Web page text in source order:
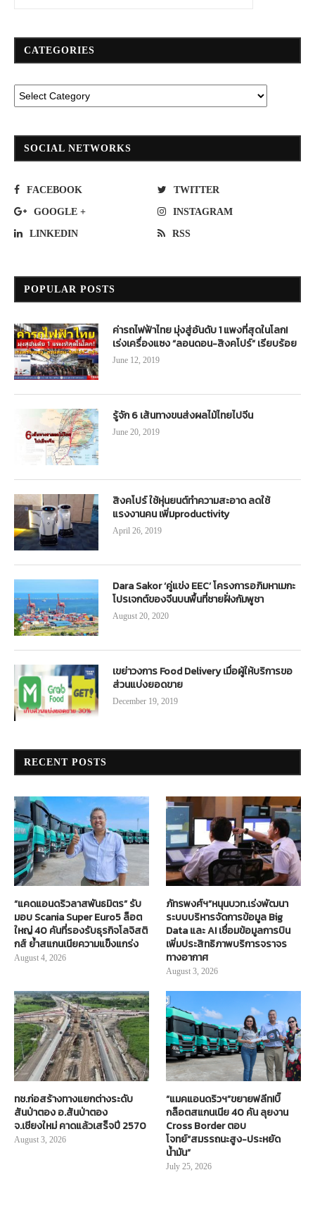
CATEGORIES
SOCIAL NETWORKS
FACEBOOK TWITTER
GOOGLE + INSTAGRAM
LINKEDIN RSS
POPULAR POSTS
ค่ารถไฟฟ้าไทย มุ่งสู่อันดับ 1 แพงที่สุดในโลก!
เร่งเครื่องแซง “ลอนดอน-สิงคโปร์” เรียบร้อย
June 12, 2019
รู้จัก 6 เส้นทางขนส่งผลไม้ไทยไปจีน
June 20, 2019
สิงคโปร์ ใช้หุ่นยนต์ทำความสะอาด ลดใช้
แรงงานคน เพิ่มproductivity
April 26, 2019
Dara Sakor ‘คู่แข่ง EEC’ โครงการอภิมหาเมกะ
โปรเจกต์ของจีนบนพื้นที่ชายฝั่งกัมพูชา
August 20, 2020
เขย่าวงการ Food Delivery เมื่อผู้ให้บริการขอ
ส่วนแบ่งยอดขาย
December 19, 2019
RECENT POSTS
“แคดแอนดริวลาสพันธมิตร” รับ
มอบ Scania Super Euro5 ล็อต
ใหญ่ 40 คันที่รองรับธุรกิจโลจิสติ
กส์ ย้ำสแกนเนียความแข็งแกร่ง
August 4, 2026
ภัทรพงศ์ฯ”หนุนบวท.เร่งพัฒนา
ระบบบริหารจัดการข้อมูล Big
Data และ AI เชื่อมข้อมูลการบิน
เพิ่มประสิทธิภาพบริการจราจร
ทางอากาศ
August 3, 2026
ทช.ก่อสร้างทางแยกต่างระดับ
สันป่าตอง อ.สันป่าตอง
จ.เชียงใหม่ คาดแล้วเสร็จปี 2570
August 3, 2026
“แมคแอนดริวฯ”ขยายฟลีท!บิ๊
กล็อตสแกนเนีย 40 คัน ลุยงาน
Cross Border ตอบ
โจทย์“สมรรถนะสูง-ประหยัด
น้ำมัน”
July 25, 2026